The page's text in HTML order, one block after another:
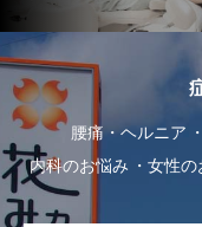
腰痛・ヘルニア
内科のお悩み
女性の